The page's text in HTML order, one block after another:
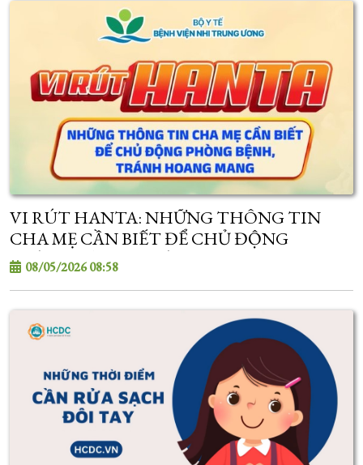
VI RÚT HANTA: NHỮNG THÔNG TIN
CHA MẸ CẦN BIẾT ĐỂ CHỦ ĐỘNG
PHÒNG BỆNH, TRÁNH HOANG MANG
08/05/2026 08:58